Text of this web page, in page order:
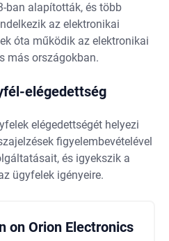
ban alapították, és több
az elektronikai
óta működik az elektronikai
más országokban.
elégedettség
elégedettségét helyezi
figyelembevételével
és igyekszik a
ügyfelek igényeire.
on Orion Electronics